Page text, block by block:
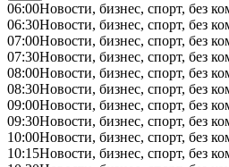
06:00Новости, бизнес, спорт, без
06:30Новости, бизнес, спорт, без
07:00Новости, бизнес, спорт, без
07:30Новости, бизнес, спорт, без
08:00Новости, бизнес, спорт, без
08:30Новости, бизнес, спорт, без
09:00Новости, бизнес, спорт, без
09:30Новости, бизнес, спорт, без
10:00Новости, бизнес, спорт, без
10:15Новости, бизнес, спорт, без